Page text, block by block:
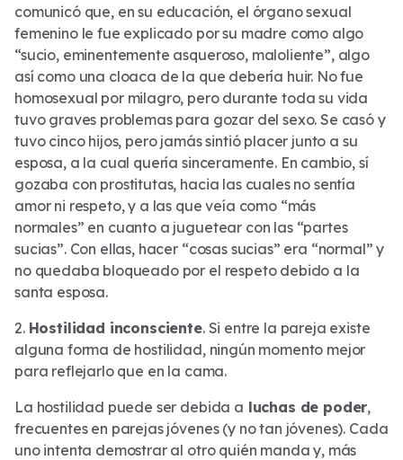
comunicó que, en su educación, el órgano sexual
femenino le fue explicado por su madre como algo
“sucio, eminentemente asqueroso, maloliente”, algo
así como una cloaca de la que debería huir. No fue
homosexual por milagro, pero durante toda su vida
tuvo graves problemas para gozar del sexo. Se casó y
tuvo cinco hijos, pero jamás sintió placer junto a su
esposa, a la cual quería sinceramente. En cambio, sí
gozaba con prostitutas, hacia las cuales no sentía
amor ni respeto, y a las que veía como “más
normales” en cuanto a juguetear con las “partes
sucias”. Con ellas, hacer “cosas sucias” era “normal” y
no quedaba bloqueado por el respeto debido a la
santa esposa.
2. Hostilidad inconsciente. Si entre la pareja existe
alguna forma de hostilidad, ningún momento mejor
para reflejarlo que en la cama.
La hostilidad puede ser debida a luchas de poder,
frecuentes en parejas jóvenes (y no tan jóvenes). Cada
uno intenta demostrar al otro quién manda y, más